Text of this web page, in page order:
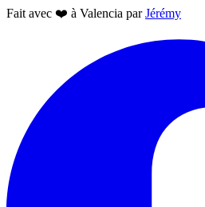
Fait avec ❤️ à Valencia par Jérémy